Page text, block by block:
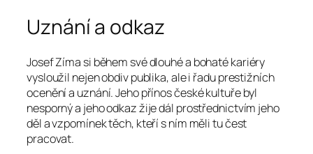
Uznání a odkaz
Josef Zíma si během své dlouhé a bohaté kariéry
vysloužil nejen obdiv publika, ale i řadu prestižních
ocenění a uznání. Jeho přínos české kultuře byl
nesporný a jeho odkaz žije dál prostřednictvím jeho
děl a vzpomínek těch, kteří s ním měli tu čest
pracovat.